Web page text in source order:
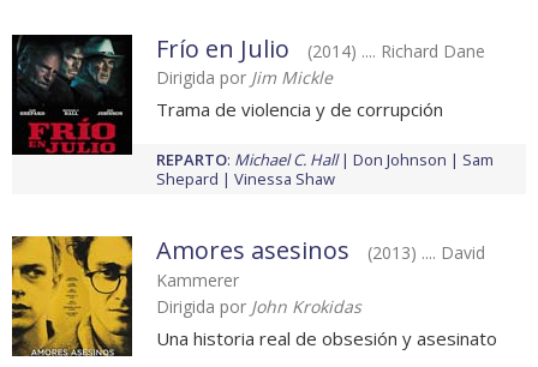
Frío en Julio
(2014) .... Richard Dane
Dirigida por Jim Mickle
Trama de violencia y de corrupción
REPARTO: Michael C. Hall Don Johnson
Sam
Shepard
Vinessa Shaw
Amores asesinos
(2013) .... David
Kammerer
Dirigida por John Krokidas
Una historia real de obsesión y asesinato